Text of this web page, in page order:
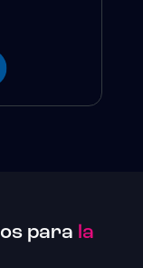
para la